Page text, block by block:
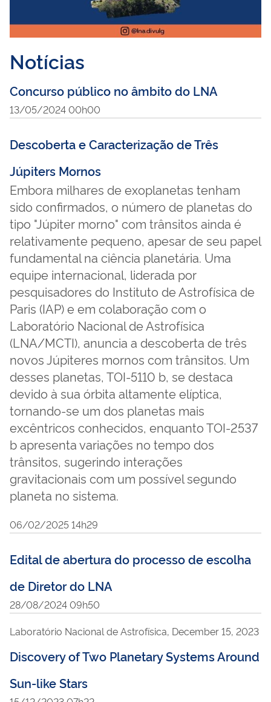
Notícias
Concurso público no âmbito do LNA
13/05/2024 00h00
Descoberta e Caracterização de Três
Júpiters Mornos
Embora milhares de exoplanetas tenham
sido confirmados, o número de planetas do
tipo "Júpiter morno" com trânsitos ainda é
relativamente pequeno, apesar de seu papel
fundamental na ciência planetária. Uma
equipe internacional, liderada por
pesquisadores do Instituto de Astrofísica de
Paris (IAP) e em colaboração com o
Laboratório Nacional de Astrofísica
(LNA/MCTI), anuncia a descoberta de três
novos Júpiteres mornos com trânsitos. Um
desses planetas, TOI-5110 b, se destaca
devido à sua órbita altamente elíptica,
tornando-se um dos planetas mais
excêntricos conhecidos, enquanto TOI-2537
b apresenta variações no tempo dos
trânsitos, sugerindo interações
gravitacionais com um possível segundo
planeta no sistema.
06/02/2025 14h29
Edital de abertura do processo de escolha
de Diretor do LNA
28/08/2024 09h50
Laboratório Nacional de Astrofísica, December 15, 2023
Discovery of Two Planetary Systems Around
Sun-like Stars